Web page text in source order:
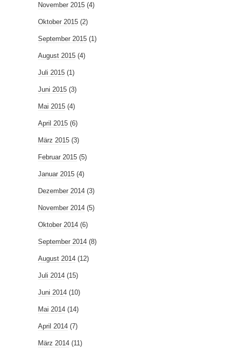
November 2015 (4)
Oktober 2015 (2)
September 2015 (1)
August 2015 (4)
Juli 2015 (1)
Juni 2015 (3)
Mai 2015 (4)
April 2015 (6)
März 2015 (3)
Februar 2015 (5)
Januar 2015 (4)
Dezember 2014 (3)
November 2014 (5)
Oktober 2014 (6)
September 2014 (8)
August 2014 (12)
Juli 2014 (15)
Juni 2014 (10)
Mai 2014 (14)
April 2014 (7)
März 2014 (11)